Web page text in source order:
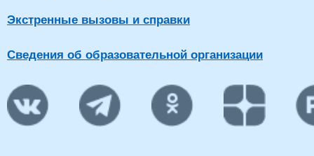
Экстренные вызовы и справки
Сведения об образовательной организации